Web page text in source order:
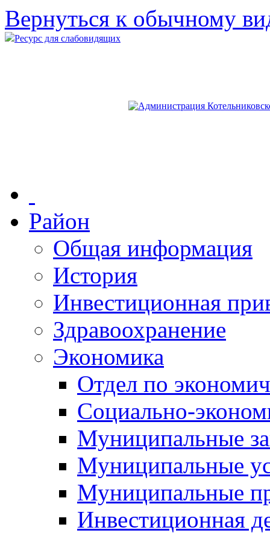
Вернуться к обычному
Ресурс для слабовидящих
Район
Общая информация
История
Инвестиционная
Здравоохранение
Экономика
Отдел по
Социально-
Муниципальные
Муниципальные
Муниципальные
Инвестиционная